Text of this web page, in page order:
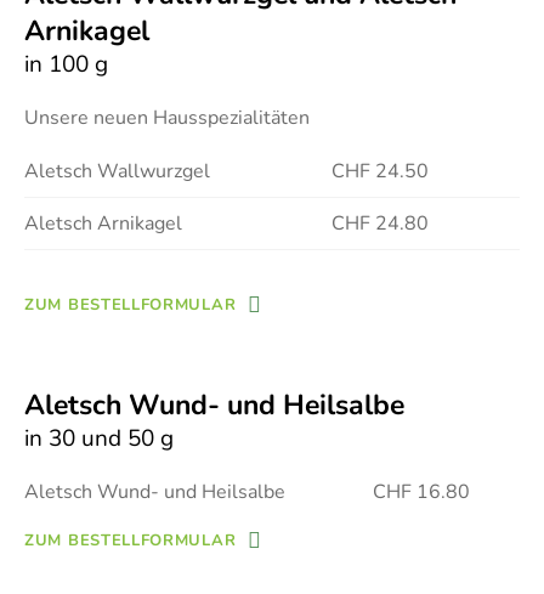
Arnikagel
in 100 g
Unsere neuen Hausspezialitäten
Aletsch Wallwurzgel
CHF 24.50
Aletsch Arnikagel
CHF 24.80
ZUM BESTELLFORMULAR
Aletsch Wund- und Heilsalbe
in 30 und 50 g
Aletsch Wund- und Heilsalbe CHF 16.80
ZUM BESTELLFORMULAR